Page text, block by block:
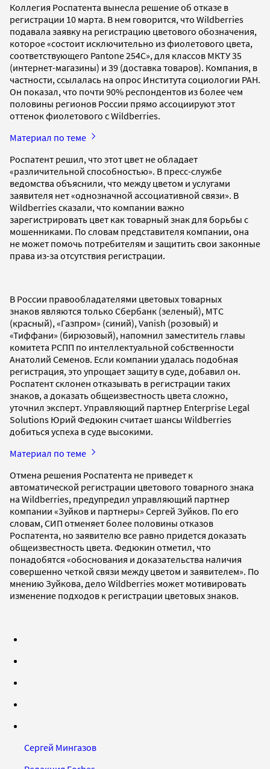
Коллегия Роспатента вынесла решение об отказе в
регистрации 10 марта. В нем говорится, что Wildberries
подавала заявку на регистрацию цветового обозначения,
которое «состоит исключительно из фиолетового цвета,
соответствующего Pantone 254С», для классов МКТУ 35
(интернет-магазины) и 39 (доставка товаров). Компания, в
частности, ссылалась на опрос Института социологии РАН.
Он показал, что почти 90% респондентов из более чем
половины регионов России прямо ассоциируют этот
оттенок фиолетового с Wildberries.
Материал по теме
Роспатент решил, что этот цвет не обладает
«различительной способностью». В пресс-службе
ведомства объяснили, что между цветом и услугами
заявителя нет «однозначной ассоциативной связи». В
Wildberries сказали, что компании важно
зарегистрировать цвет как товарный знак для борьбы с
мошенниками. По словам представителя компании, она
не может помочь потребителям и защитить свои законные
права из-за отсутствия регистрации.
В России правообладателями цветовых товарных
знаков являются только Сбербанк (зеленый), МТС
(красный), «Газпром» (синий), Vanish (розовый) и
«Тиффани» (бирюзовый), напомнил заместитель главы
комитета РСПП по интеллектуальной собственности
Анатолий Семенов. Если компании удалась подобная
регистрация, это упрощает защиту в суде, добавил он.
Роспатент склонен отказывать в регистрации таких
знаков, а доказать общеизвестность цвета сложно,
уточнил эксперт. Управляющий партнер Enterprise Legal
Solutions Юрий Федюкин считает шансы Wildberries
добиться успеха в суде высокими.
Материал по теме
Отмена решения Роспатента не приведет к
автоматической регистрации цветового товарного знака
на Wildberries, предупредил управляющий партнер
компании «Зуйков и партнеры» Сергей Зуйков. По его
словам, СИП отменяет более половины отказов
Роспатента, но заявителю все равно придется доказать
общеизвестность цвета. Федюкин отметил, что
понадобятся «обоснования и доказательства наличия
совершенно четкой связи между цветом и заявителем». По
мнению Зуйкова, дело Wildberries может мотивировать
изменение подходов к регистрации цветовых знаков.
Сергей Мингазов